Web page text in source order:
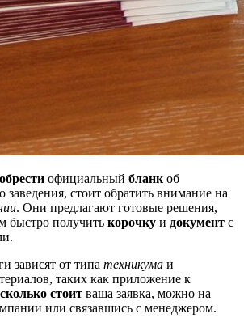
официальный бланк об
заведения, стоит обратить внимание на
. Они предлагают готовые решения,
быстро получить корочку и документ с
зависят от типа техникума и
таких как приложение к
сколько стоит ваша заявка, можно на
или связавшись с менеджером.